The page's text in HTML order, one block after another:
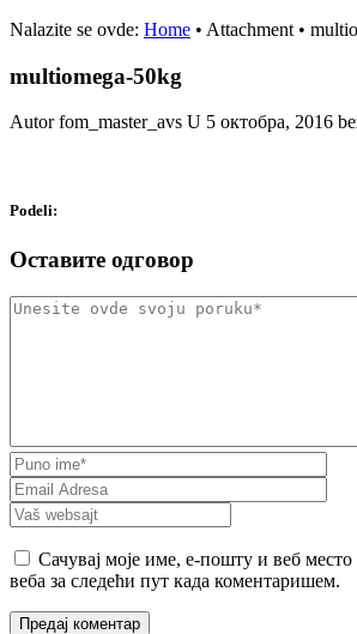
Nalazite se ovde: Home • Attachment •
multiomega-50kg
Autor fom_master_avs U 5 октобра, 2016
Podeli:
Оставите одговор
Сачувај моје име, е-пошту и веб
веба за следећи пут када коментаришем.